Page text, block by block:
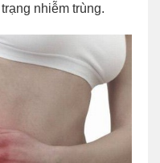
nhiễm trùng.